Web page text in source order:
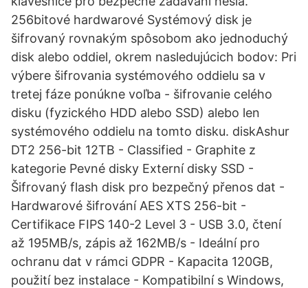
256bitové hardwarové Systémový disk je
šifrovaný rovnakým spôsobom ako jednoduchý
disk alebo oddiel, okrem nasledujúcich bodov: Pri
výbere šifrovania systémového oddielu sa v
tretej fáze ponúkne voľba - šifrovanie celého
disku (fyzického HDD alebo SSD) alebo len
systémového oddielu na tomto disku. diskAshur
DT2 256-bit 12TB - Classified - Graphite z
kategorie Pevné disky Externí disky SSD -
Šifrovaný flash disk pro bezpečný přenos dat -
Hardwarové šifrování AES XTS 256-bit -
Certifikace FIPS 140-2 Level 3 - USB 3.0, čtení
až 195MB/s, zápis až 162MB/s - Ideální pro
ochranu dat v rámci GDPR - Kapacita 120GB,
použití bez instalace - Kompatibilní s Windows,